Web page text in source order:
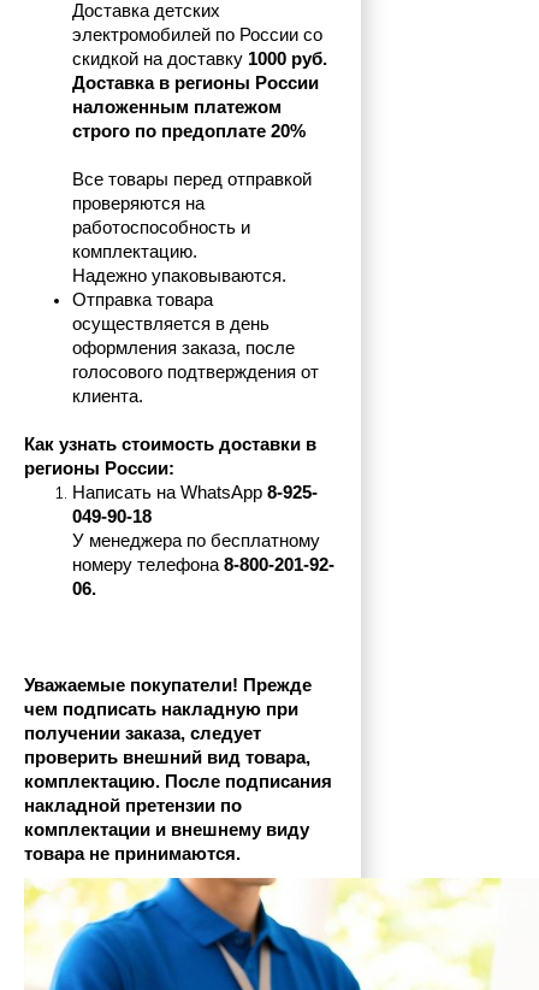
Доставка детских
электромобилей по России со
скидкой на доставку 1000 руб.
Доставка в регионы России
наложенным платежом
строго по предоплате 20%
Все товары перед отправкой
проверяются на
работоспособность и
комплектацию.
Надежно упаковываются.
Отправка товара
осуществляется в день
оформления заказа, после
голосового подтверждения от
клиента.
Как узнать стоимость доставки в
регионы России:
Написать на WhatsApp 8-925-
049-90-18
У менеджера по бесплатному
номеру телефона 8-800-201-92-
06.
Уважаемые покупатели! Прежде
чем подписать накладную при
получении заказа, следует
проверить внешний вид товара,
комплектацию. После подписания
накладной претензии по
комплектации и внешнему виду
товара не принимаются.